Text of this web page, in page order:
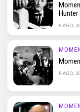
Hunter
6 AGO,
5 AGO,